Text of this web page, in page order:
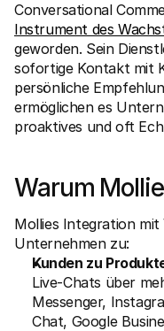
Conversational
Instrument des
geworden. Sein
sofortige Kontakt mit
persönliche
ermöglichen es
proaktives und oft
Warum
Mollies Integration mit
Unternehmen zu:
Kunden zu
Live-Chats über
Messenger,
Chat, Google
Über Mollie
Preise
Sehen Sie sich unsere
Über uns
Unsere Story und
News
Lesen Sie aktuelle
Neuigkeiten
Karriere
Für Endkunden
Warum steht Mollie auf
Kontaktieren Sie
Sales-Team
Erfahren Sie, wie wir